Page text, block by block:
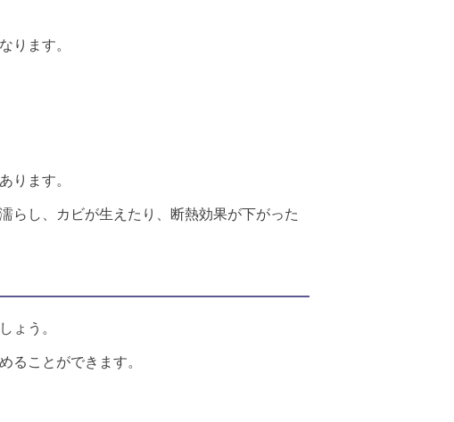
ます。
ます。
らし、カビが生えたり、断熱効果が下がった
う。
ことができます。